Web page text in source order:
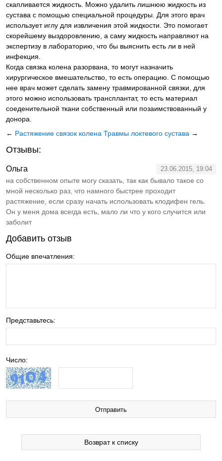
скапливается жидкость. Можно удалить лишнюю жидкость из
сустава с помощью специальной процедуры. Для этого врач
использует иглу для извличения этой жидкости. Это помогает
скорейшему выздоровлению, а саму жидкость направляют на
экспертизу в лабораторию, что бы выяснить есть ли в ней
инфекция.
Когда связка колена разорвана, то могут назначить
хирургическое вмешательство, то есть операцию. С помощью
нее врач может сделать замену травмированной связки, для
этого можно использовать трансплантат, то есть материал
соеденительной ткани собственный или позаимствованный у
донора.
← Растяжение связок колена Травмы локтевого сустава →
Отзывы:
Ольга 23.06.2015, 19:04
на собственном опыте могу сказать, так как бывало такое со
мной несколько раз, что намного быстрее проходит
растяжение, если сразу начать использовать клодифен гель.
Он у меня дома всегда есть, мало ли что у кого случится или
заболит
Добавить отзыв
Общие впечатления:
Представьтесь:
Число:
Возврат к списку